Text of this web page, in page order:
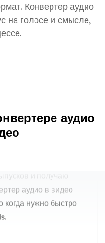
Конвертер аудио
на голосе и смысле,
аудио
и получаю
аудио в видео